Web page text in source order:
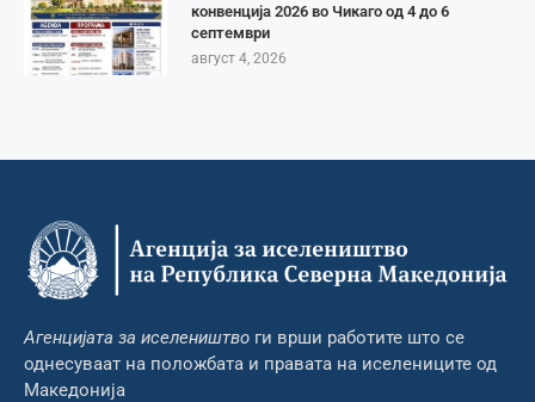
конвенција 2026 во Чикаго од 4 до 6
септември
август 4, 2026
Агенцијата за иселеништво ги врши работите што се
однесуваат на положбата и правата на иселениците од
Македонија